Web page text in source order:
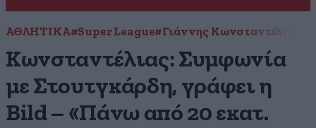
ΑΘΛΗΤΙΚΑ#Super League#Γιάννης Κωνσταντέλιας
Κωνσταντέλιας: Συμφωνία
με Στουτγκάρδη, γράφει η
Bild – «Πάνω από 20 εκατ.